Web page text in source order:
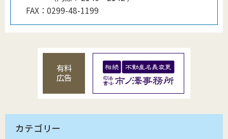
FAX： 0299-48-1199
有料
広告
カテゴリー